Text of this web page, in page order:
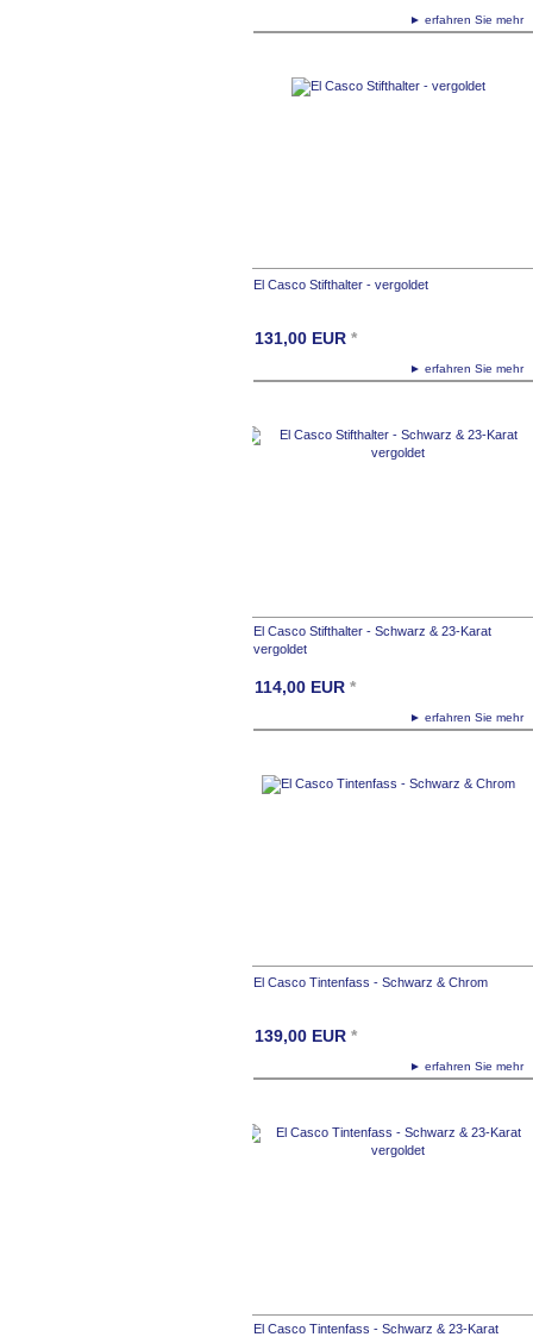
► erfahren Sie
El Casco Stifthalter - vergoldet
► erfahren Sie
131,00 EUR *
El Casco Stifthalter - Schwarz & 23-Karat
vergoldet
► erfahren Sie
114,00 EUR *
El Casco Tintenfass - Schwarz & Chrom
► erfahren Sie
139,00 EUR *
El Casco Tintenfass - Schwarz & 23-Karat